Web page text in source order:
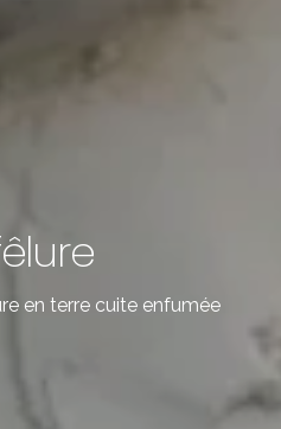
en terre cuite enfumée